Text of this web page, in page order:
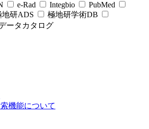
e-Rad Integbio
PubMed
地研ADS
極地研学術DB
ータカタログ
機能について